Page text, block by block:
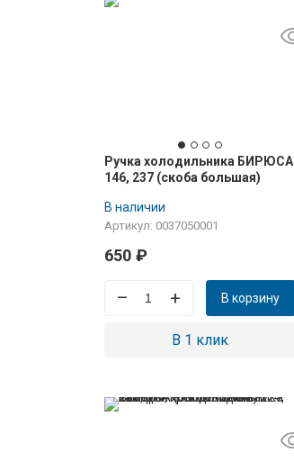
Ручка холодильника БИРЮСА
146, 237 (скоба большая)
В наличии
Артикул: 0037050001
650 ₽
– + В корзину
В 1 клик